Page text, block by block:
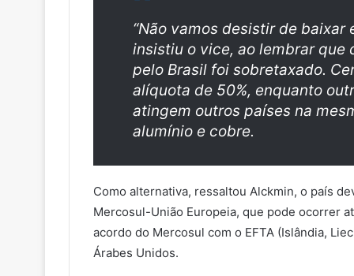
“Não vamos desistir de baixar
insistiu o vice, ao lembrar
pelo Brasil foi sobretaxado.
alíquota de 50%, enquanto
atingem outros países na
alumínio e cobre.
Como alternativa, ressaltou Alckmin, o país
Mercosul-União Europeia, que pode ocorrer
acordo do Mercosul com o EFTA (Islândia,
Árabes Unidos.